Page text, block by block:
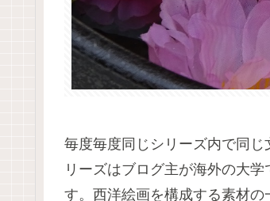
毎度毎度同じシリーズ内で同
リーズはブログ主が海外の大
す。西洋絵画を構成する素材